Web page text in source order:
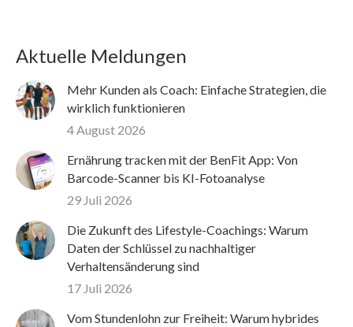
Aktuelle Meldungen
Mehr Kunden als Coach: Einfache Strategien, die
wirklich funktionieren
4 August 2026
Ernährung tracken mit der BenFit App: Von
Barcode-Scanner bis KI-Fotoanalyse
29 Juli 2026
Die Zukunft des Lifestyle-Coachings: Warum
Daten der Schlüssel zu nachhaltiger
Verhaltensänderung sind
17 Juli 2026
Vom Stundenlohn zur Freiheit: Warum hybrides